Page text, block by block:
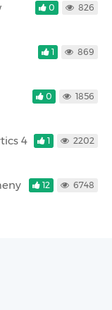
0 826
1 869
0 1856
4
1 2202
12 6748